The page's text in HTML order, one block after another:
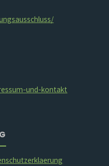
und-kontakt